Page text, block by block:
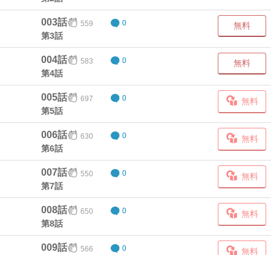
003話 559 0
第3話
無料
004話 583 0
第4話
無料
005話 697 0
第5話
無料
006話 630 0
第6話
無料
007話 550 0
第7話
無料
008話 650 0
第8話
無料
009話 566 0 無料